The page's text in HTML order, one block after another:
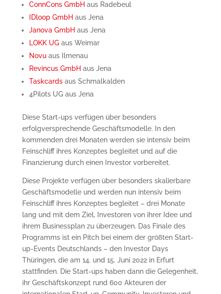
ConnCons GmbH aus Radebeul
IDloop GmbH aus Jena
Janova GmbH aus Jena
LOKK UGaus Weimar
Novuaus Ilmenau
Revincus GmbH aus Jena
Taskcardsaus Schmalkalden
4Pilots UG aus Jena
Diese Start-ups verfügen über besonders
erfolgversprechende Geschäftsmodelle. In den
kommenden drei Monaten werden sie intensiv beim
Feinschliff ihres Konzeptes begleitet und auf die
Finanzierung durch einen Investor vorbereitet.
Diese Projekte verfügen über besonders skalierbare
Geschäftsmodelle und werden nun intensiv beim
Feinschliff ihres Konzeptes begleitet – drei Monate
lang und mit dem Ziel, Investoren von ihrer Idee und
ihrem Businessplan zu überzeugen. Das Finale des
Programms ist ein Pitch bei einem der größten Start-
up-Events Deutschlands – den Investor Days
Thüringen, die am 14. und 15. Juni 2022 in Erfurt
stattfinden. Die Start-ups haben dann die Gelegenheit,
ihr Geschäftskonzept rund 600 Akteuren der